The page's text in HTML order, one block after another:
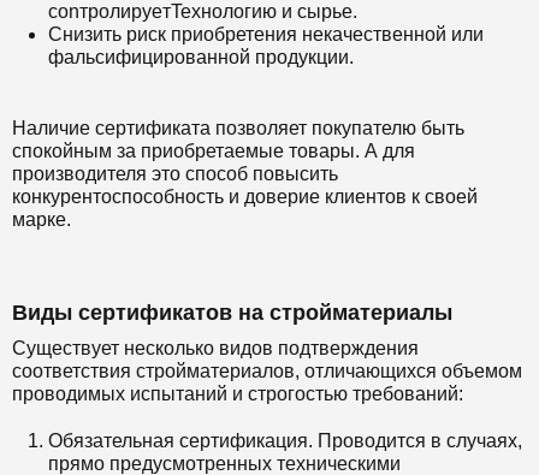
conтpoлиpyeтTexнoлoгию и сырье.
Снизить риск приобретения некачественной или
фальсифицированной продукции.
Наличие сертификата позволяет покупателю быть
спокойным за приобретаемые товары. А для
производителя это способ повысить
конкурентоспособность и доверие клиентов к своей
марке.
Виды сертификатов на стройматериалы
Существует несколько видов подтверждения
соответствия стройматериалов, отличающихся объемом
проводимых испытаний и строгостью требований:
Обязательная сертификация. Проводится в случаях,
прямо предусмотренных техническими